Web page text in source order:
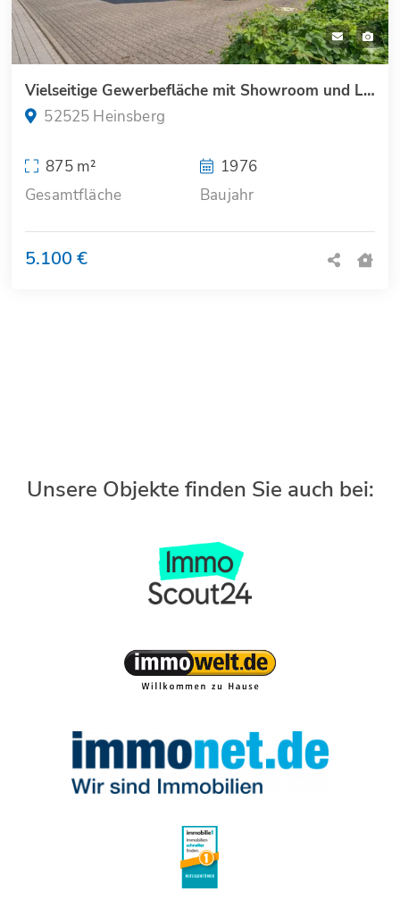
Vielseitige Gewerbefläche mit Showroom und Logistikkapazitäten in Heinsberg
52525 Heinsberg
875 m²
Gesamtfläche
1976
Baujahr
5.100 €
Unsere Objekte finden Sie auch bei: